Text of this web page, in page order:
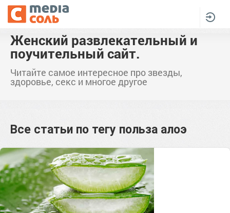
Женский развлекательный и
поучительный сайт.
Читайте самое интересное про звезды,
здоровье, секс и многое другое
Все статьи по тегу польза алоэ